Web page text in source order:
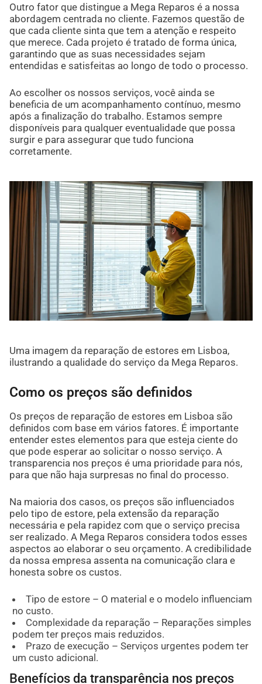
Outro fator que distingue a Mega Reparos é a nossa
abordagem centrada no cliente. Fazemos questão de
que cada cliente sinta que tem a atenção e respeito
que merece. Cada projeto é tratado de forma única,
garantindo que as suas necessidades sejam
entendidas e satisfeitas ao longo de todo o processo.
Ao escolher os nossos serviços, você ainda se
beneficia de um acompanhamento contínuo, mesmo
após a finalização do trabalho. Estamos sempre
disponíveis para qualquer eventualidade que possa
surgir e para assegurar que tudo funciona
corretamente.
Uma imagem da reparação de estores em Lisboa,
ilustrando a qualidade do serviço da Mega Reparos.
Como os preços são definidos
Os preços de reparação de estores em Lisboa são
definidos com base em vários fatores. É importante
entender estes elementos para que esteja ciente do
que pode esperar ao solicitar o nosso serviço. A
transparencia nos preços é uma prioridade para nós,
para que não haja surpresas no final do processo.
Na maioria dos casos, os preços são influenciados
pelo tipo de estore, pela extensão da reparação
necessária e pela rapidez com que o serviço precisa
ser realizado. A Mega Reparos considera todos esses
aspectos ao elaborar o seu orçamento. A credibilidade
da nossa empresa assenta na comunicação clara e
honesta sobre os custos.
Tipo de estore – O material e o modelo influenciam
no custo.
Complexidade da reparação – Reparações simples
podem ter preços mais reduzidos.
Prazo de execução – Serviços urgentes podem ter
um custo adicional.
Benefícios da transparência nos preços